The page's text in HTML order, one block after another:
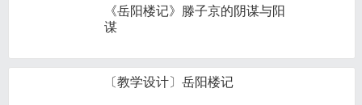
《岳阳楼记》滕子京的阴谋与阳
谋
〔教学设计〕岳阳楼记